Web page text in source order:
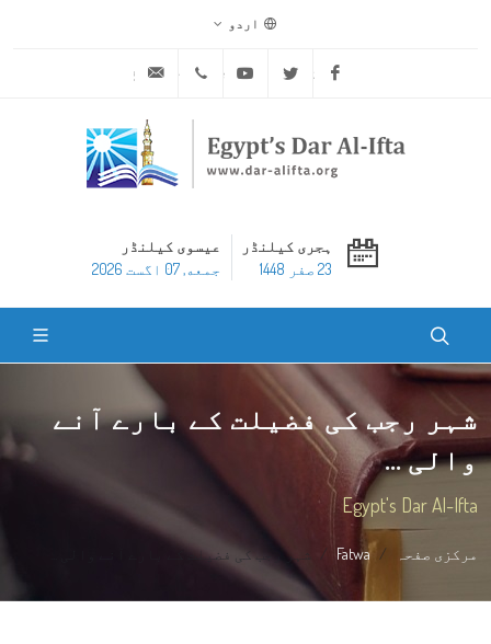
اردو
Facebook
Twitter
Youtube
ہجری کیلنڈر
23 صفر 1448
عیسوی کیلنڈر
جمعه, 07 اگست 2026
شہر رجب کی فضیلت کے بارے آنے
والی ...
Egypt's Dar Al-Ifta
مرکزی صفحہ Fatwa شہر رجب کی فضیلت کے بارے آنے والی ...